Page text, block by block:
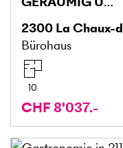
2300 La Chaux-de-Fonds
Bürohaus
10
CHF 8'037.-